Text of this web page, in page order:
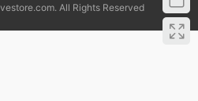
All Rights Reserved